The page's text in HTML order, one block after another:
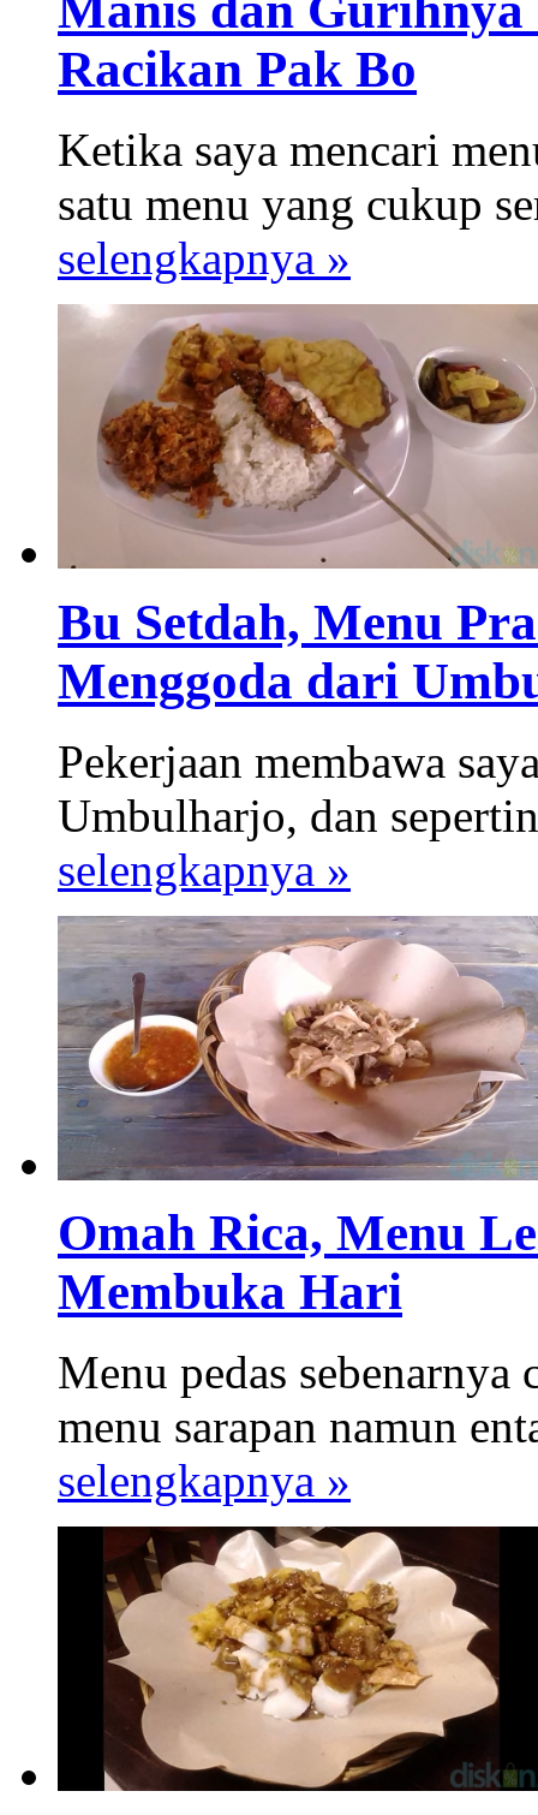
Racikan Pak Bo
Ketika saya mencari
satu menu yang cukup
selengkapnya »
Bu Setdah, Menu
Menggoda dari
Pekerjaan membawa
Umbulharjo, dan
selengkapnya »
Omah Rica, Menu
Membuka Hari
Menu pedas sebenarnya
menu sarapan namun
selengkapnya »